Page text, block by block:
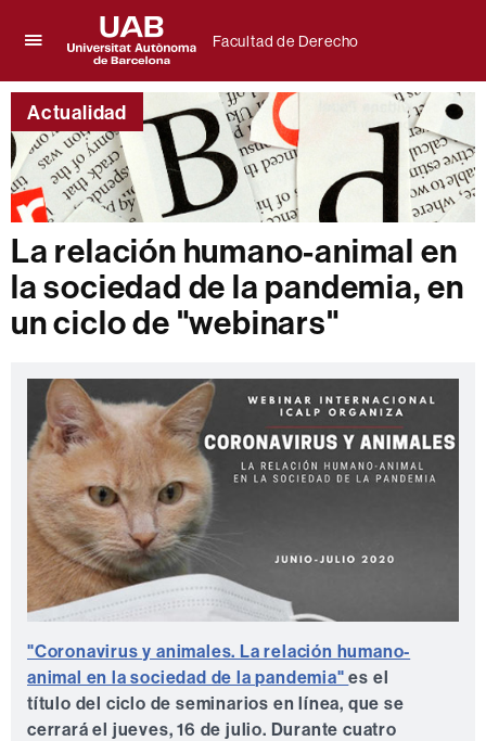
aquí
para
desplegar
el
menú
de
Facultad
Derecho
Universitat
Autònoma
de
Barcelona
Facultad de Derecho
Actualidad
La relación humano-animal en
la sociedad de la pandemia, en
un ciclo de "webinars"
"Coronavirus y animales. La relación humano-
animal en la sociedad de la pandemia"es el
título del ciclo de seminarios en línea, que se
cerrará el jueves, 16 de julio. Durante cuatro